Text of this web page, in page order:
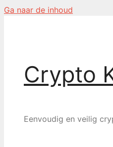
Ga naar de inhoud
Crypto
Eenvoudig en veilig